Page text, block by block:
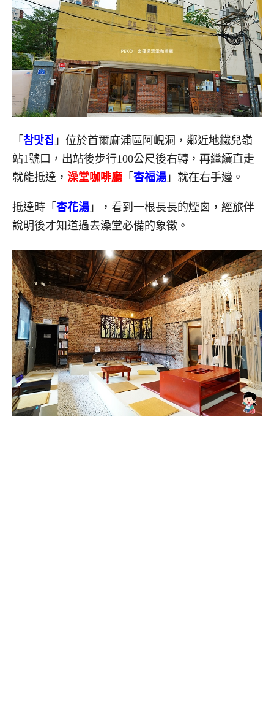
「 참맛집 」位於首爾麻浦區阿峴洞，鄰近地鐵兒嶺
站1號口，出站後步行100公尺後右轉，再繼續直走
就能抵達， 澡堂咖啡廳 「 杏福湯 」就在右手邊。
抵達時「 杏花湯 」，看到一根長長的煙囪，經旅伴
說明後才知道過去澡堂必備的象徵。